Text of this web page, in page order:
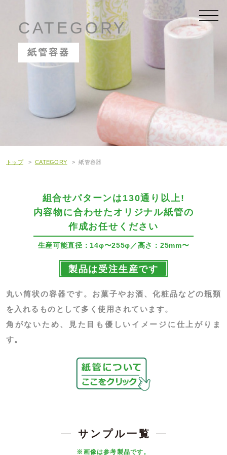
content
CATEGORY
紙管容器
トップ CATEGORY 紙管容器
組合せパターンは130通り以上!
内容物に合わせたオリジナル紙管の
作成お任せください
生産可能直径：14φ〜255φ／高さ：25mm〜
製品は受注生産です
丸い筒状の容器です。お菓子やお酒、化粧品などの瓶類
を入れるものとして多く使用されています。
角がないため、見た目も優しいイメージに仕上がりま
す。
サンプル一覧
※画像は参考製品です。